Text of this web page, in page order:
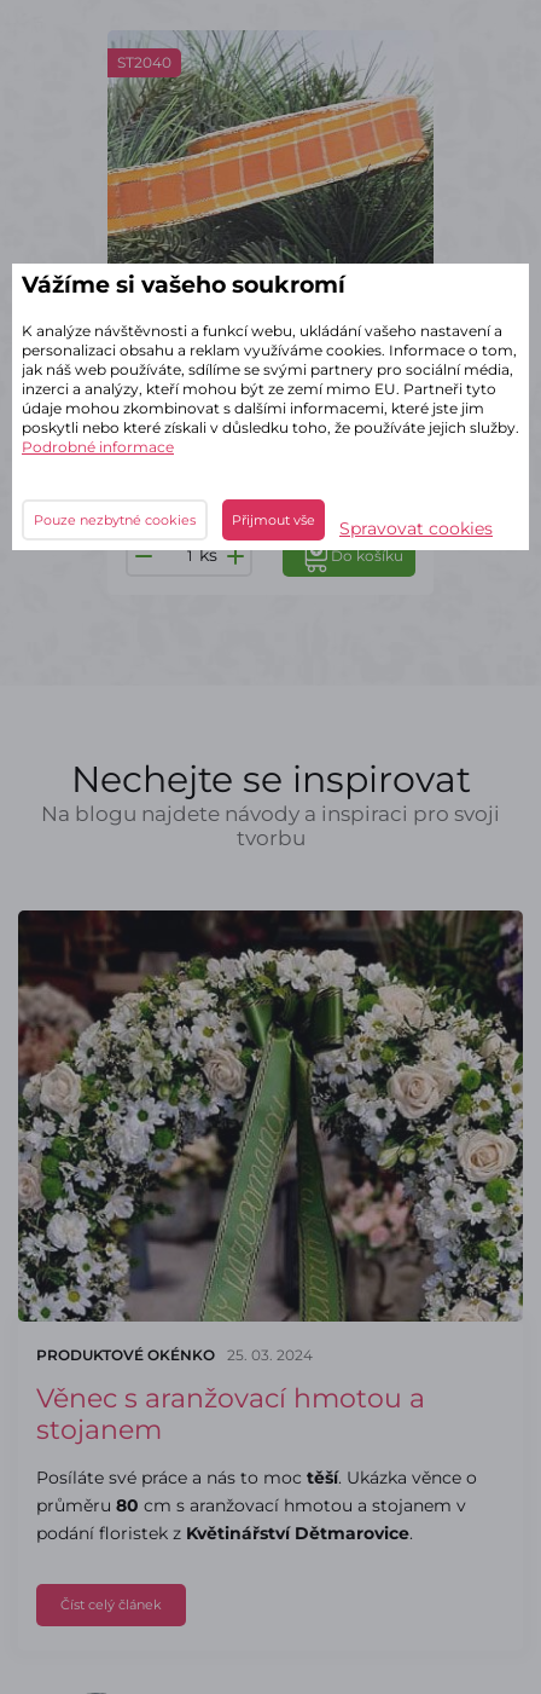
ST2040
✔ Skladem – odeslání do 2 dnů
Kostkovaná stuha oranžová
ks Do košíku
Nechejte se inspirovat
Na blogu najdete návody a inspiraci pro svoji
tvorbu
PRODUKTOVÉ OKÉNKO 25. 03. 2024
Věnec s aranžovací hmotou a
stojanem
Posíláte své práce a nás to moc těší. Ukázka věnce o
průměru 80 cm s aranžovací hmotou a stojanem v
podání floristek z Květinářství Dětmarovice.
Číst celý článek
Vážíme si vašeho soukromí
K analýze návštěvnosti a funkcí webu, ukládání vašeho nastavení a
personalizaci obsahu a reklam využíváme cookies. Informace o tom,
jak náš web používáte, sdílíme se svými partnery pro sociální média,
inzerci a analýzy, kteří mohou být ze zemí mimo EU. Partneři tyto
údaje mohou zkombinovat s dalšími informacemi, které jste jim
poskytli nebo které získali v důsledku toho, že používáte jejich služby.
Podrobné informace
Pouze nezbytné cookies Přijmout vše Spravovat cookies